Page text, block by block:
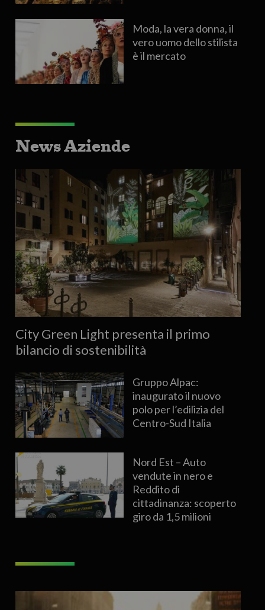
Moda, la vera donna, il
vero uomo dello stilista
è il mercato
News Aziende
City Green Light presenta il primo
bilancio di sostenibilità
Gruppo Alpac:
inaugurato il nuovo
polo per l’edilizia del
Centro-Sud Italia
Nord Est – Auto
vendute in nero e
Reddito di
cittadinanza: scoperto
giro da 1,5 milioni